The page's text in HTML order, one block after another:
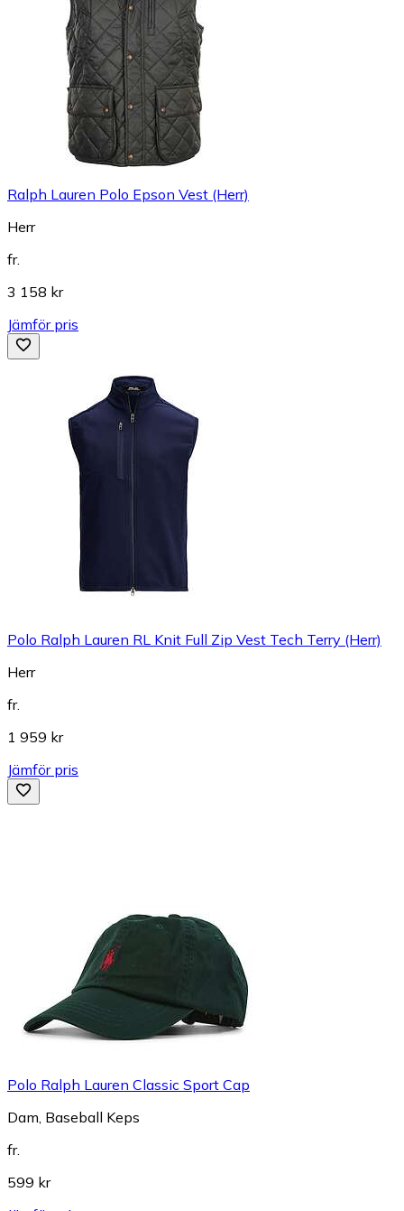
Ralph Lauren Polo Epson Vest (Herr)
Herr
fr.
3 158 kr
Jämför pris
Polo Ralph Lauren RL Knit Full Zip Vest Tech Terry (Herr)
Herr
fr.
1 959 kr
Jämför pris
Polo Ralph Lauren Classic Sport Cap
Dam, Baseball Keps
fr.
599 kr